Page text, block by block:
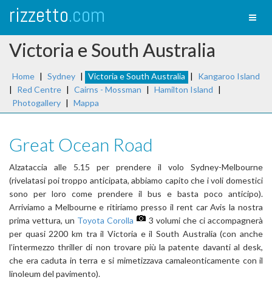
rizzetto.com
Victoria e South Australia
Home | Sydney | Victoria e South Australia |
Kangaroo Island
|
Red Centre | Cairns - Mossman | Hamilton Island |
Photogallery | Mappa
Great Ocean Road
Alzataccia alle 5.15 per prendere il volo Sydney-Melbourne
(rivelatasi poi troppo anticipata, abbiamo capito che i voli domestici
sono per loro come prendere il bus e basta poco anticipo).
Arriviamo a Melbourne e ritiriamo presso il rent car Avis la nostra
prima vettura, un Toyota Corolla
3 volumi che ci accompagnerà
per quasi 2200 km tra il Victoria e il South Australia (con anche
l’intermezzo thriller di non trovare più la patente davanti al desk,
che era caduta in terra e si mimetizzava camaleonticamente con il
linoleum del pavimento).